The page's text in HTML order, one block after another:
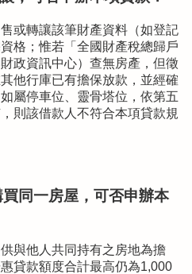
或轉讓該筆財產資料（如登記
格；惟若「全國財產稅總歸戶
政資訊中心）查無房產，但徵
他行庫已有擔保放款，並經確
屬停車位、靈骨塔位，依第五
則該借款人不符合本項貸款規
同一房屋，可否申辦本
與他人共同持有之房地為擔
貸款額度合計最高仍為1,000